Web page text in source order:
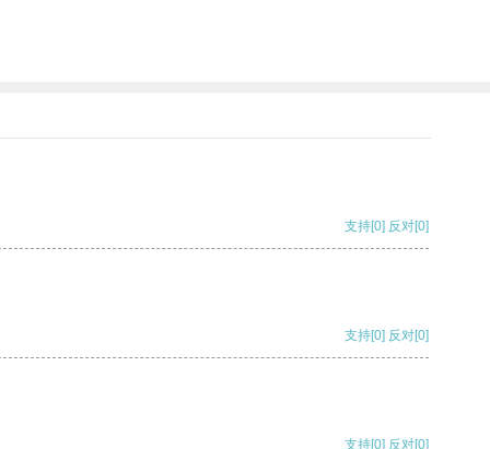
支持[0] 反对[0]
支持[0] 反对[0]
支持[0] 反对[0]